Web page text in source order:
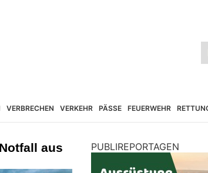
VERBRECHEN VERKEHR PÄSSE FEUERWEHR
aus
PUBLIREPORTAGEN